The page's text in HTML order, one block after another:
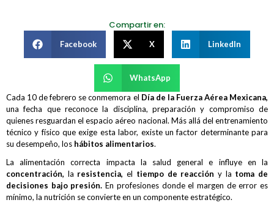
Compartir en:
Facebook X LinkedIn
WhatsApp
Cada 10 de febrero se conmemora el Día de la Fuerza Aérea Mexicana,
una fecha que reconoce la disciplina, preparación y compromiso de
quienes resguardan el espacio aéreo nacional. Más allá del entrenamiento
técnico y físico que exige esta labor, existe un factor determinante para
su desempeño, los hábitos alimentarios.
La alimentación correcta impacta la salud general e influye en la
concentración, la resistencia, el tiempo de reacción y la toma de
decisiones bajo presión. En profesiones donde el margen de error es
mínimo, la nutrición se convierte en un componente estratégico.